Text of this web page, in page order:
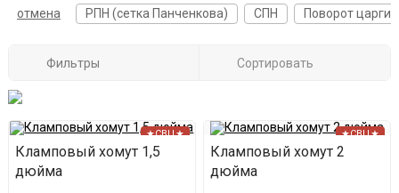
отмена РПН (сетка Панченкова) СПН Поворот царги
Фильтры Сортировать
★СВЦ★
Кламповый хомут 1,5
дюйма
★СВЦ★
Кламповый хомут 2
дюйма